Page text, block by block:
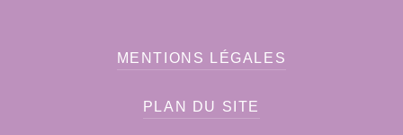
MENTIONS LÉGALES
PLAN DU SITE